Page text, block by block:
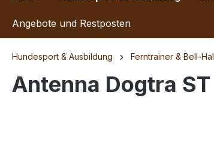
Angebote und Restposten
Hundesport & Ausbildung Ferntrainer & Bell-
Antenna Dogtra